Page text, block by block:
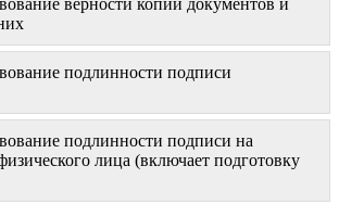
подлинности подписи
подлинности подписи на
лица (включает подготовку